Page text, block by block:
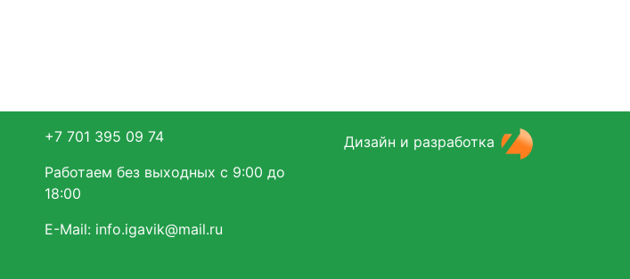
+7 701 395 09 74
Работаем без выходных с 9:00 до
18:00
E-Mail: info.igavik@mail.ru
Дизайн и разработка